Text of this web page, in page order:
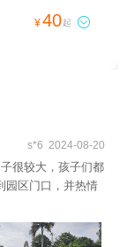
¥40起 
s*6 2024-08-20
很较大，孩子们都
园区门口，并热情